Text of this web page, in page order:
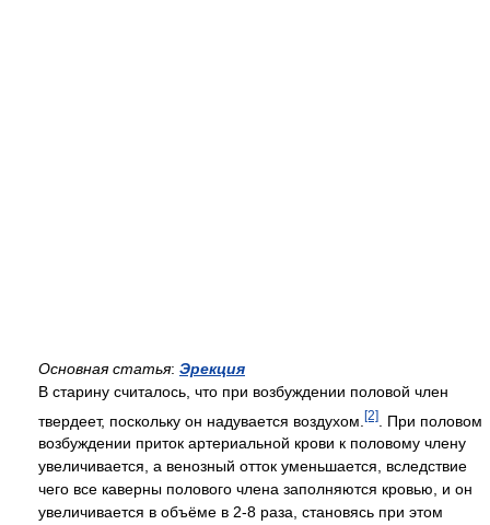
Основная статья: Эрекция
В старину считалось, что при возбуждении половой член
твердеет, поскольку он надувается воздухом. [2]
. При половом
возбуждении приток артериальной крови к половому члену
увеличивается, а венозный отток уменьшается, вследствие
чего все каверны полового члена заполняются кровью, и он
увеличивается в объёме в 2-8 раза, становясь при этом